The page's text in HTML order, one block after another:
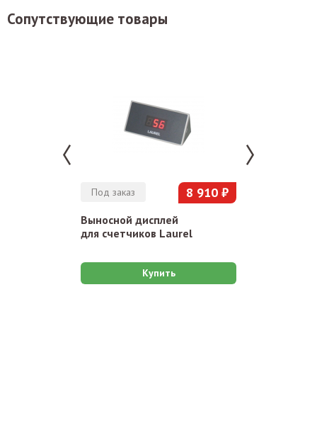
Сопутствующие товары
Под заказ 8 910 ₽
Выносной дисплей
для счетчиков Laurel
Купить